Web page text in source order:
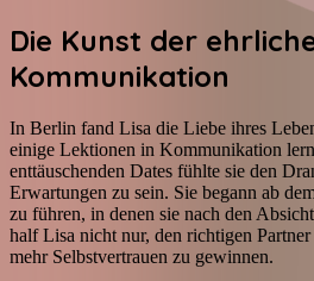
Die Kunst der
Kommunikation
In Berlin fand Lisa die Liebe ihres
einige Lektionen in Kommunikation
enttäuschenden Dates fühlte sie den
Erwartungen zu sein. Sie begann ab
zu führen, in denen sie nach den
half Lisa nicht nur, den richtigen
mehr Selbstvertrauen zu gewinnen.